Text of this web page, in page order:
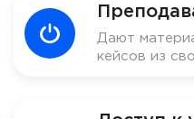
Дают
кейсов из